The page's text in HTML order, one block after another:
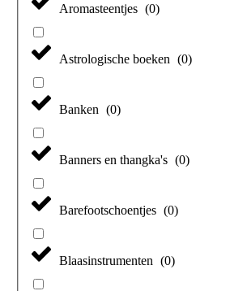
Aromasteentjes (0)
Astrologische boeken (0)
Banken (0)
Banners en thangka's (0)
Barefootschoentjes (0)
Blaasinstrumenten (0)